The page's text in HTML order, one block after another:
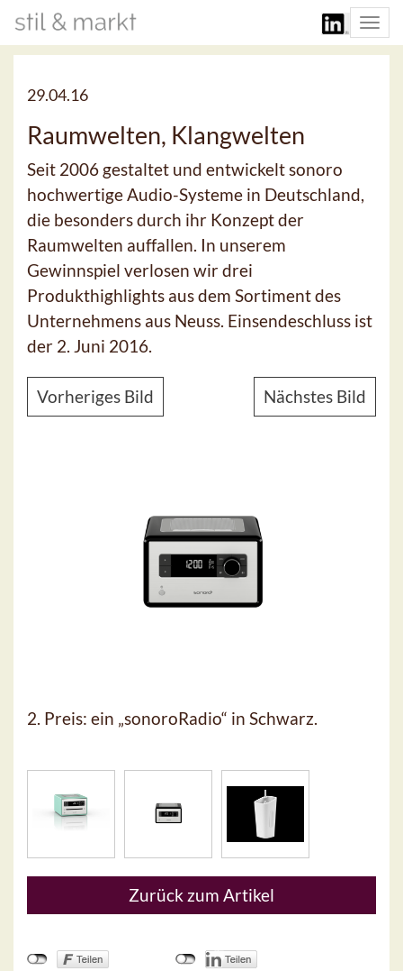
29.04.16
Raumwelten, Klangwelten
Seit 2006 gestaltet und entwickelt sonoro
hochwertige Audio-Systeme in Deutschland,
die besonders durch ihr Konzept der
Raumwelten auffallen. In unserem
Gewinnspiel verlosen wir drei
Produkthighlights aus dem Sortiment des
Unternehmens aus Neuss. Einsendeschluss ist
der 2. Juni 2016.
Vorheriges Bild Nächstes Bild
2. Preis: ein „sonoroRadio“ in Schwarz.
Zurück zum Artikel